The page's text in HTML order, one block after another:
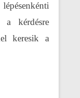
a kérdésre
keresik a